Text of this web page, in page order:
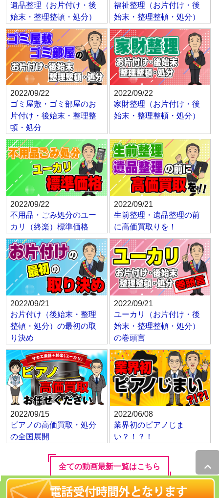
遺品整理（お片付け・後
始末・整理整頓・処分）
福祉整理（お片付け・後
始末・整理整頓・処分）
2022/09/22
ゴミ屋敷・ゴミ部屋のお
片付け・後始末・整理整
頓・処分
2022/09/22
家財整理（お片付け・後
始末・整理整頓・処分）
2022/09/22
不用品・ごみ処分のユー
カリ（終楽）標準価格
2022/09/21
生前整理・遺品整理の前
に高価買取りを！
2022/09/21
お片付け（後始末・整理
整頓・処分）の最初の取
り決め
2022/09/21
ユーカリ（お片付け・後
始末・整理整頓・処分）
の巻頭言
2022/09/15
ピアノの高価買取・処分
の全国展開
2022/06/08
業界初のピアノじま
い？！？！
全ての動画最新一覧はこちら